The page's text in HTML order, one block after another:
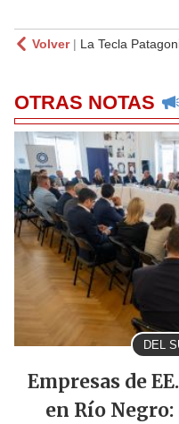
Volver| La Tecla
OTRAS NOTAS
DEL
Empresas de
en Río